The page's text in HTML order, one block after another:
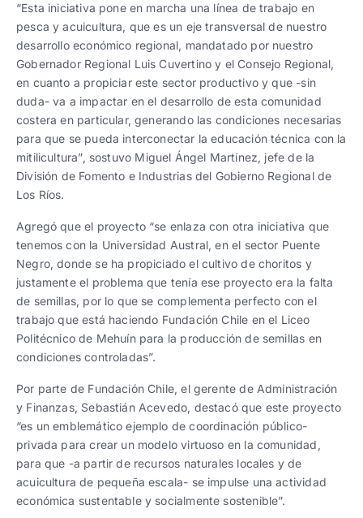
“Esta iniciativa pone en marcha una línea de trabajo en
pesca y acuicultura, que es un eje transversal de nuestro
desarrollo económico regional, mandatado por nuestro
Gobernador Regional Luis Cuvertino y el Consejo Regional,
en cuanto a propiciar este sector productivo y que -sin
duda- va a impactar en el desarrollo de esta comunidad
costera en particular, generando las condiciones necesarias
para que se pueda interconectar la educación técnica con la
mitilicultura”, sostuvo Miguel Ángel Martínez, jefe de la
División de Fomento e Industrias del Gobierno Regional de
Los Ríos.
Agregó que el proyecto “se enlaza con otra iniciativa que
tenemos con la Universidad Austral, en el sector Puente
Negro, donde se ha propiciado el cultivo de choritos y
justamente el problema que tenía ese proyecto era la falta
de semillas, por lo que se complementa perfecto con el
trabajo que está haciendo Fundación Chile en el Liceo
Politécnico de Mehuín para la producción de semillas en
condiciones controladas”.
Por parte de Fundación Chile, el gerente de Administración
y Finanzas, Sebastián Acevedo, destacó que este proyecto
“es un emblemático ejemplo de coordinación público-
privada para crear un modelo virtuoso en la comunidad,
para que -a partir de recursos naturales locales y de
acuicultura de pequeña escala- se impulse una actividad
económica sustentable y socialmente sostenible”.